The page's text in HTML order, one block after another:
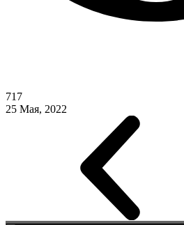
717
25 Мая, 2022